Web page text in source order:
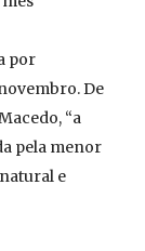
por
De
“a
pela menor
e